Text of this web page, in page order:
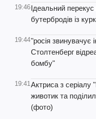
19:46Ідеальний
бутербродів із
19:44"росія звинувачує
Столтенберг
бомбу"
19:41Актриса з серіалу
животик та
(фото)